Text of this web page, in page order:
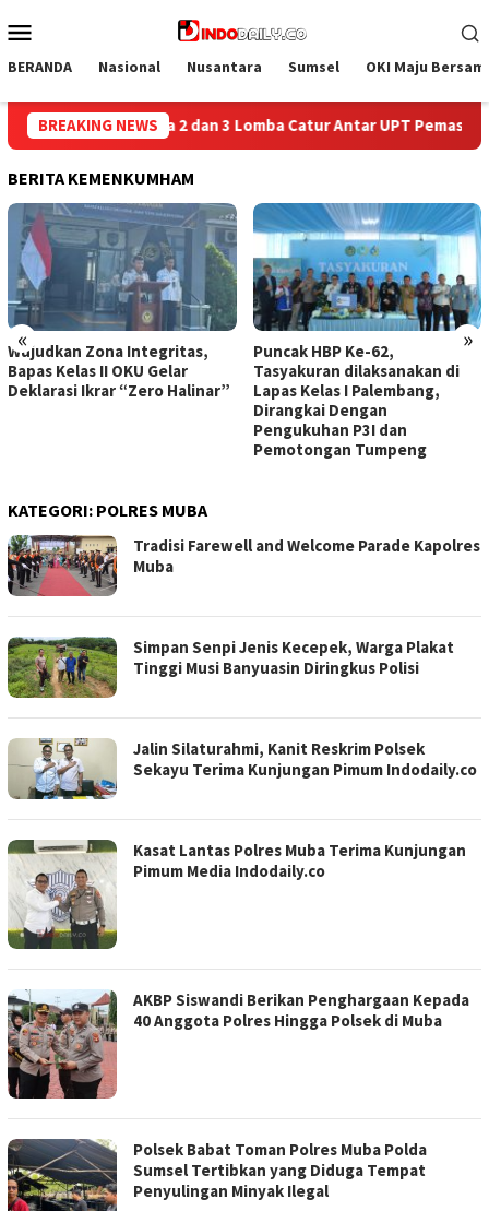
ke
Mobile
BERANDA Nasional Nusantara Sumsel OKI Maju
BREAKING NEWS
UPT Pemasyarakatan se-Palembang Raya
BERITA KEMENKUMHAM
« »
Wujudkan Zona Integritas,
Bapas Kelas II OKU Gelar
Deklarasi Ikrar “Zero Halinar”
Puncak HBP Ke-62,
Tasyakuran dilaksanakan di
Lapas Kelas I Palembang,
Dirangkai Dengan
Pengukuhan P3I dan
Pemotongan Tumpeng
KATEGORI: POLRES MUBA
Tradisi Farewell and Welcome Parade Kapolres
Muba
Simpan Senpi Jenis Kecepek, Warga Plakat
Tinggi Musi Banyuasin Diringkus Polisi
Jalin Silaturahmi, Kanit Reskrim Polsek
Sekayu Terima Kunjungan Pimum Indodaily.co
Kasat Lantas Polres Muba Terima Kunjungan
Pimum Media Indodaily.co
AKBP Siswandi Berikan Penghargaan Kepada
40 Anggota Polres Hingga Polsek di Muba
Polsek Babat Toman Polres Muba Polda
Sumsel Tertibkan yang Diduga Tempat
Penyulingan Minyak Ilegal